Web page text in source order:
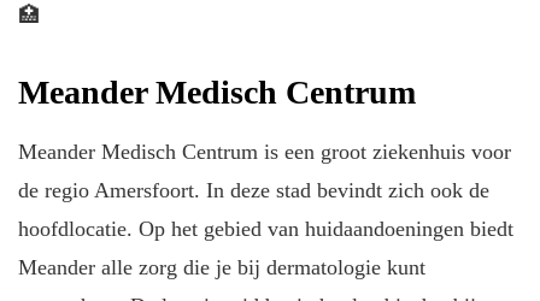
🏥
Meander Medisch Centrum
Meander Medisch Centrum is een groot ziekenhuis voor
de regio Amersfoort. In deze stad bevindt zich ook de
hoofdlocatie. Op het gebied van huidaandoeningen biedt
Meander alle zorg die je bij dermatologie kunt